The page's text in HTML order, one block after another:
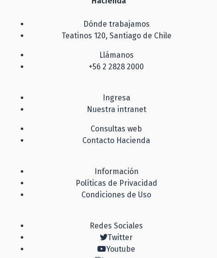
Dónde trabajamos
Teatinos 120, Santiago de Chile
Llámanos
+56 2 2828 2000
Ingresa
Nuestra intranet
Consultas web
Contacto Hacienda
Información
Políticas de Privacidad
Condiciones de Uso
Redes Sociales
Twitter
Youtube